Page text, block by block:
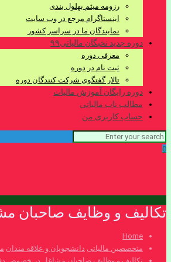
رزومه میثم بهلول بندی
اینستاگرام مرجع در وب سایت
نمایندگان ما در سراسر کشور
دوره جدید نخبگان مالیاتی۹۹
معرفی دوره
ثبت نام در دوره
تالار گفتگوی شرکت کنندگان دوره
دوره رایگان آموزش مالیات
مطالب ناب مالیاتی
حساب کاربری من
0
تکالیف و وظایف صاحبان
Home
متخصصین مالیاتی دانشجویان و علاقه مندان
تکالیف و وظایف صاحبان مشاغل در خصوص